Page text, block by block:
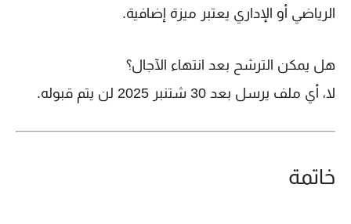
الرياضي أو الإداري يعتبر ميزة إضافية.
هل يمكن الترشح بعد انتهاء الآجال؟
لا، أي ملف يرسل بعد 30 شتنبر 2025 لن يتم قبوله.
خاتمة